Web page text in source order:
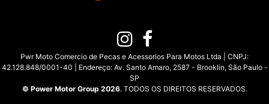
Pwr Moto Comercio de Pecas e Acessorios Para Motos Ltda | CNPJ:
42.128.848/0001-40 | Endereço: Av. Santo Amaro, 2587 - Brooklin, São Paulo -
SP
© Power Motor Group 2026. TODOS OS DIREITOS RESERVADOS.